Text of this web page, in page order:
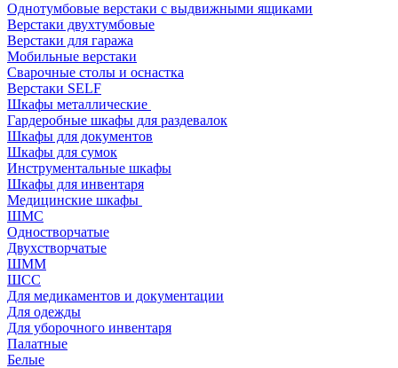
Однотумбовые верстаки с выдвижными ящиками
Верстаки двухтумбовые
Верстаки для гаража
Мобильные верстаки
Сварочные столы и оснастка
Верстаки SELF
Шкафы металлические
Гардеробные шкафы для раздевалок
Шкафы для документов
Шкафы для сумок
Инструментальные шкафы
Шкафы для инвентаря
Медицинские шкафы
ШМС
Одностворчатые
Двухстворчатые
ШММ
ШСС
Для медикаментов и документации
Для одежды
Для уборочного инвентаря
Палатные
Белые